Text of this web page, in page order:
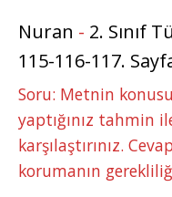
Nuran - 2. Sınıf
115-116-117.
Soru: Metnin
yaptığınız tahmin
karşılaştırınız.
korumanın